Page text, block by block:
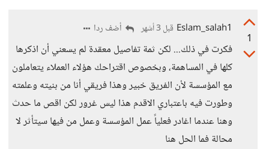
1
Eslam_salah1 قبل 3 أشهر أضف ردا
فكرت في ذلك... لكن ثمة تفاصيل معقدة لم يسعني أن اذكرها
كلها في المساهمة، وبخصوص اقتراحك هؤلاء العملاء يتعاملون
مع المؤسسة لأن الفريق خبير وهذا فريقي أنا من بنيته وعلمته
وطورت فيه باعتباري الاقدم هذا ليس غرور لكن اقص ما حدث
وهنا عندما اغادر فعلياً عمل المؤسسة وعمل من فيها سيتأثر لا
محالة فما الحل هنا